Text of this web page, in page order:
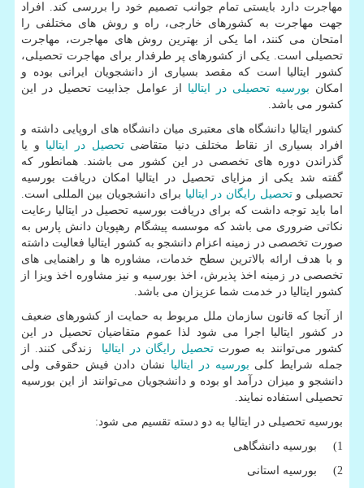
مهاجرت دارد بایستی تمام جوانب تصمیم خود را بررسی کند. افراد
جهت مهاجرت به کشورهای خارجی، راه و روش های مختلفی را
امتحان می کنند، اما یکی از بهترین روش های مهاجرت، مهاجرت
تحصیلی است. یکی از کشورهای پر طرفدار برای مهاجرت تحصیلی،
کشور ایتالیا است که مقصد بسیاری از دانشجویان ایرانی بوده و
امکان بورسیه تحصیلی در ایتالیا از عوامل جذابیت تحصیل در این
کشور می باشد.
کشور ایتالیا دانشگاه های معتبری میان دانشگاه های اروپایی داشته و
افراد بسیاری از نقاط مختلف دنیا متقاضیتحصیل در ایتالیا و یا
گذراندن دوره های تخصصی در این کشور می باشند. همانطور که
گفته شد یکی از مزایای تحصیل در ایتالیا امکان دریافت بورسیه
تحصیلی وتحصیل رایگان در ایتالیا برای دانشجویان بین المللی است.
اما باید توجه داشت که برای دریافت بورسیه تحصیل در ایتالیا رعایت
نکاتی ضروری می باشد که موسسه پیشگام رهپویان دانش پارس به
صورت تخصصی در زمینه اعزام دانشجو به کشور ایتالیا فعالیت داشته
و با هدف ارائه بالاترین سطح خدمات، مشاوره ها و راهنمایی های
تخصصی در زمینه اخذ پذیرش، اخذ بورسیه و نیز مشاوره اخذ ویزا از
کشور ایتالیا در خدمت شما عزیزان می باشد.
از آنجا که قانون سازمان ملل مربوط به حمایت از کشورهای ضعیف
در کشور ایتالیا اجرا می شود لذا عموم متقاضیان تحصیل در این
کشور می‌توانند به صورتتحصیل رایگان در ایتالیا
زندگی کنند. از
جمله شرایط کلی بورسیه در ایتالیا نشان دادن فیش حقوقی ولی
دانشجو و میزان درآمد او بوده و دانشجویان می‌توانند از این بورسیه
تحصیلی استفاده نمایند.
بورسیه تحصیلی در ایتالیا به دو دسته تقسیم می شود:
1) بورسیه دانشگاهی
2) بورسیه استانی